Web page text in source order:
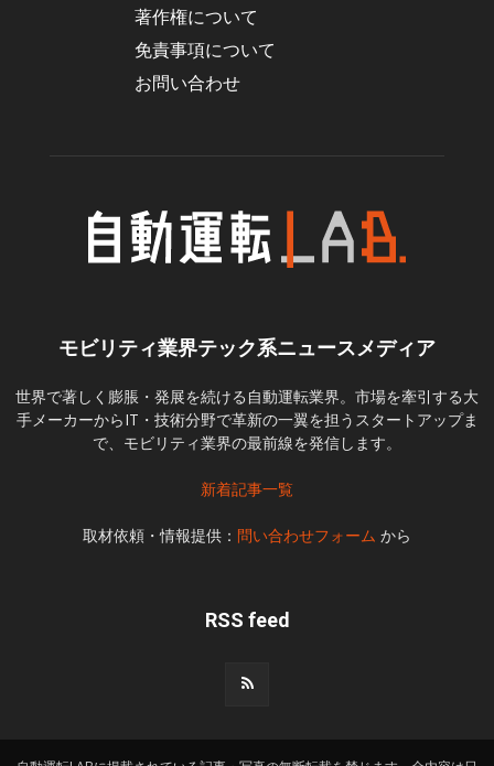
著作権について
免責事項について
お問い合わせ
モビリティ業界テック系ニュースメディア
世界で著しく膨脹・発展を続ける自動運転業界。市場を牽引する大
手メーカーからIT・技術分野で革新の一翼を担うスタートアップま
で、モビリティ業界の最前線を発信します。
新着記事一覧
取材依頼・情報提供： 問い合わせフォーム から
RSS feed